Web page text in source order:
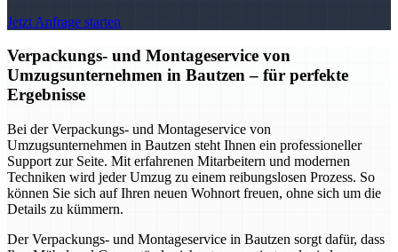
Jetzt Anfrage starten
Verpackungs- und Montageservice von
Umzugsunternehmen in Bautzen – für perfekte
Ergebnisse
Bei der Verpackungs- und Montageservice von
Umzugsunternehmen in Bautzen steht Ihnen ein professioneller
Support zur Seite. Mit erfahrenen Mitarbeitern und modernen
Techniken wird jeder Umzug zu einem reibungslosen Prozess. So
können Sie sich auf Ihren neuen Wohnort freuen, ohne sich um die
Details zu kümmern.
Der Verpackungs- und Montageservice in Bautzen sorgt dafür, dass